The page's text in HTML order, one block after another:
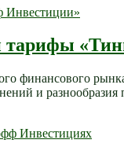
тарифы
финансового
и разнообразия